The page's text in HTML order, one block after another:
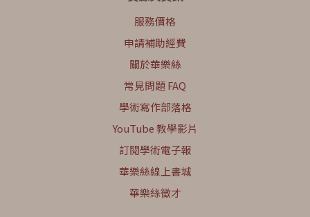
服務價格
申請補助經費
關於華樂絲
常見問題 FAQ
學術寫作部落格
YouTube 教學影片
訂閱學術電子報
華樂絲線上書城
華樂絲徵才